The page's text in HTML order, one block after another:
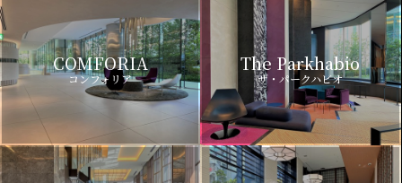
COMFORIA
コンフォリア
The Parkhabio
ザ・パークハビオ